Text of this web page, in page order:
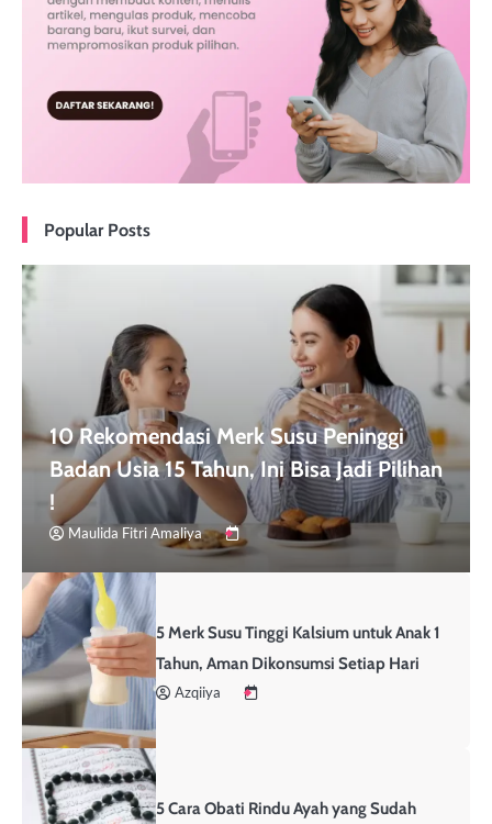
Popular Posts
10 Rekomendasi Merk Susu Peninggi
Badan Usia 15 Tahun, Ini Bisa Jadi Pilihan
!
Maulida Fitri Amaliya
5 Merk Susu Tinggi Kalsium untuk Anak 1
Tahun, Aman Dikonsumsi Setiap Hari
Azqiiya
5 Cara Obati Rindu Ayah yang Sudah